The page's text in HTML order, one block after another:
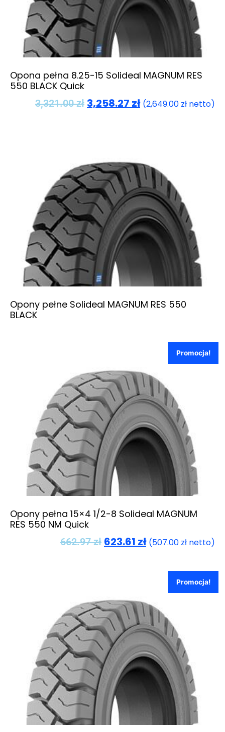
Opona pełna 8.25-15 Solideal MAGNUM RES
550 BLACK Quick
3,321.00zł 3,258.27 zł (2,649.00 zł netto)
Opony pełne Solideal MAGNUM RES 550
BLACK
Promocja!
Opony pełna 15×4 1/2-8 Solideal MAGNUM
RES 550 NM Quick
662.97zł 623.61 zł (507.00 zł netto)
Promocja!